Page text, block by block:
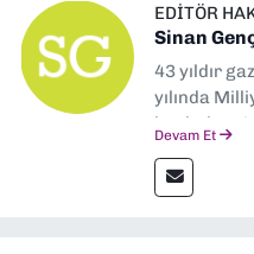
EDITÖR
Sinan
43 yıldır
yılında
başladım.
muhabir,
müdürü
Devam Et